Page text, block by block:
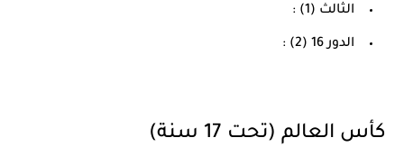
الثالث (1) :
الدور 16 (2) :
كأس العالم (تحت 17 سنة)